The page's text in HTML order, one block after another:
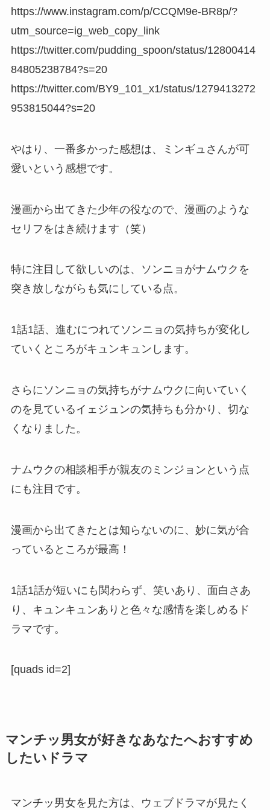
https://www.instagram.com/p/CCQM9e-BR8p/?
utm_source=ig_web_copy_link
https://twitter.com/pudding_spoon/status/12800414
84805238784?s=20
https://twitter.com/BY9_101_x1/status/1279413272
953815044?s=20
やはり、一番多かった感想は、ミンギュさんが可
愛いという感想です。
漫画から出てきた少年の役なので、漫画のような
セリフをはき続けます（笑）
特に注目して欲しいのは、ソンニョがナムウクを
突き放しながらも気にしている点。
1話1話、進むにつれてソンニョの気持ちが変化し
ていくところがキュンキュンします。
さらにソンニョの気持ちがナムウクに向いていく
のを見ているイェジュンの気持ちも分かり、切な
くなりました。
ナムウクの相談相手が親友のミンジョンという点
にも注目です。
漫画から出てきたとは知らないのに、妙に気が合
っているところが最高！
1話1話が短いにも関わらず、笑いあり、面白さあ
り、キュンキュンありと色々な感情を楽しめるド
ラマです。
[quads id=2]
マンチッ男女が好きなあなたへおすすめ
したいドラマ
マンチッ男女を見た方は、ウェブドラマが見たく